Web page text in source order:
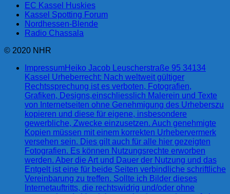
EC Kassel Huskies
Kassel Spotting Forum
Nordhessen-Blende
Radio Chassala
© 2020 NHR
ImpressumHeiko Jacob Leuscherstraße 95 34134
Kassel Urheberrecht: Nach weltweit gültiger
Rechtssprechung ist es verboten, Fotografien,
Grafiken, Designs,einschliesslich Malerein und Texte
von Internetseiten ohne Genehmigung des Urheberszu
kopieren und diese für eigene, insbesondere
gewerbliche, Zwecke einzusetzen. Auch genehmigte
Kopien müssen mit einem korrekten Urhebervermerk
versehen sein. Dies gilt auch für alle hier gezeigten
Fotografien. Es können Nutzungsrechte erworben
werden. Aber die Art und Dauer der Nutzung und das
Entgelt ist eine für beide Seiten verbindliche schriftliche
Vereinbarung zu treffen. Sollte ich Bilder dieses
Internetauftritts, die rechtswidrig und/oder ohne